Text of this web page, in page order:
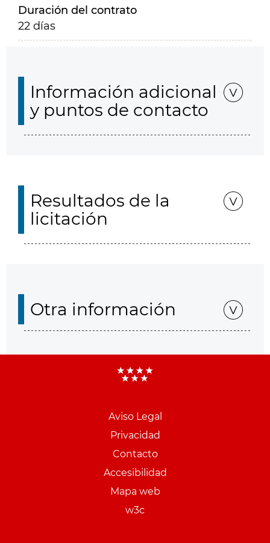
Duración del contrato
22 días
Información adicional
y puntos de contacto
Resultados de la
licitación
Otra información
Aviso Legal
Privacidad
Contacto
Accesibilidad
Mapa web
w3c